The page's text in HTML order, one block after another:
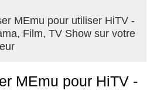
MEmu pour utiliser HiTV -
Film, TV Show sur votre
MEmu pour HiTV -